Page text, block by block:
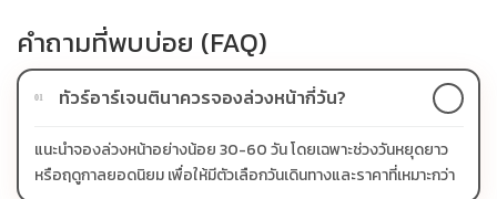
คำถามที่พบบ่อย (FAQ)
01 ทัวร์อาร์เจนตินาควรจองล่วงหน้ากี่วัน?
แนะนำจองล่วงหน้าอย่างน้อย 30-60 วัน โดยเฉพาะช่วงวันหยุดยาว
หรือฤดูกาลยอดนิยม เพื่อให้มีตัวเลือกวันเดินทางและราคาที่เหมาะกว่า